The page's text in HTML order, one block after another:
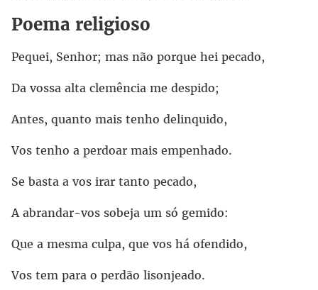
Poema religioso
Pequei, Senhor; mas não porque hei pecado,
Da vossa alta clemência me despido;
Antes, quanto mais tenho delinquido,
Vos tenho a perdoar mais empenhado.
Se basta a vos irar tanto pecado,
A abrandar-vos sobeja um só gemido:
Que a mesma culpa, que vos há ofendido,
Vos tem para o perdão lisonjeado.